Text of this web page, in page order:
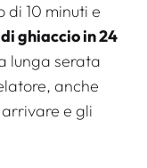
di 10 minuti e
di ghiaccio in 24
lunga serata
anche
e gli